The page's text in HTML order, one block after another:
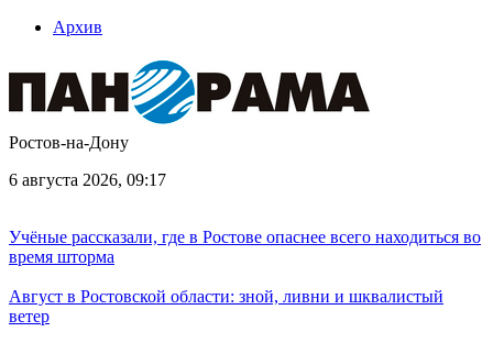
Архив
Ростов-на-Дону
6 августа 2026, 09:17
Учёные рассказали, где в Ростове опаснее всего находиться во
время шторма
Август в Ростовской области: зной, ливни и шквалистый
ветер